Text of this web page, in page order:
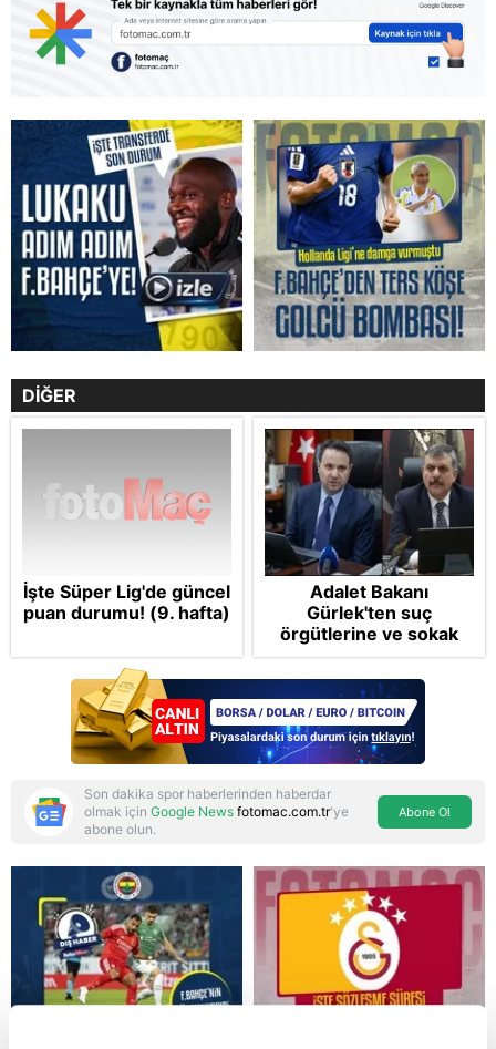
Reddet
DİĞER
İşte Süper Lig'de güncel
puan durumu! (9. hafta)
Adalet Bakanı
Gürlek'ten suç
örgütlerine ve sokak
çetelerine net mesaj:
"Devlet tepenize
binecek"
Son dakika spor haberlerinden haberdar
olmak için Google News fotomac.com.tr'ye
abone olun.
Abone Ol